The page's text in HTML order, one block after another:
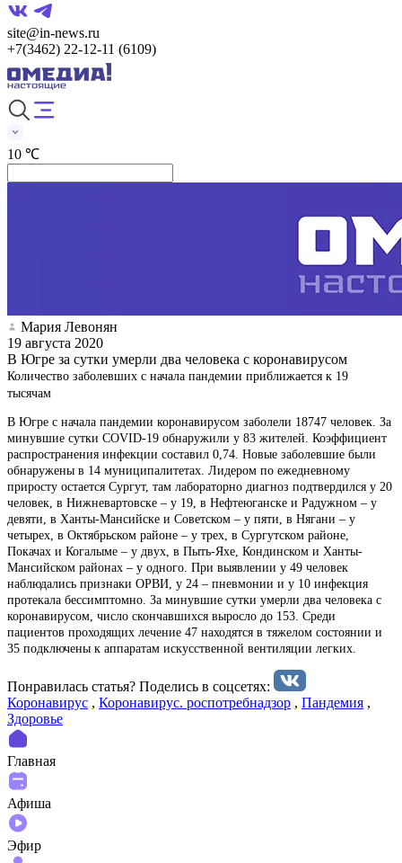
site@in-news.ru
+7(3462) 22-12-11 (6109)
10 ℃
Мария Левонян
19 августа 2020
В Югре за сутки умерли два человека с коронавирусом
Количество заболевших с начала пандемии приближается к 19
тысячам
В Югре с начала пандемии коронавирусом заболели 18747 человек. За
минувшие сутки COVID-19 обнаружили у 83 жителей. Коэффициент
распространения инфекции составил 0,74. Новые заболевшие были
обнаружены в 14 муниципалитетах. Лидером по ежедневному
приросту остается Сургут, там лабораторно диагноз подтвердился у 20
человек, в Нижневартовске – у 19, в Нефтеюганске и Радужном – у
девяти, в Ханты-Мансийске и Советском – у пяти, в Нягани – у
четырех, в Октябрьском районе – у трех, в Сургутском районе,
Покачах и Когалыме – у двух, в Пыть-Яхе, Кондинском и Ханты-
Мансийском районах – у одного. При выявлении у 49 человек
наблюдались признаки ОРВИ, у 24 – пневмонии и у 10 инфекция
протекала бессимптомно. За минувшие сутки умерли два человека с
коронавирусом, число скончавшихся выросло до 153. Среди
пациентов проходящих лечение 47 находятся в тяжелом состоянии и
35 подключены к аппаратам искусственной вентиляции легких.
Понравилась статья? Поделиcь в соцсетях:
Коронавирус , Коронавирус. роспотребнадзор , Пандемия ,
Здоровье
Главная
Афиша
Эфир